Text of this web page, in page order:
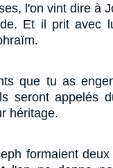
l'on vint dire à
Et il prit avec
que tu as
seront appelés
héritage.
formaient